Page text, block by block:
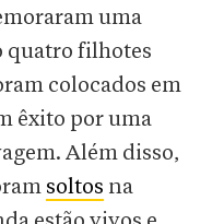
uma
quatro filhotes
colocados em
êxito por uma
Além disso,
soltos na